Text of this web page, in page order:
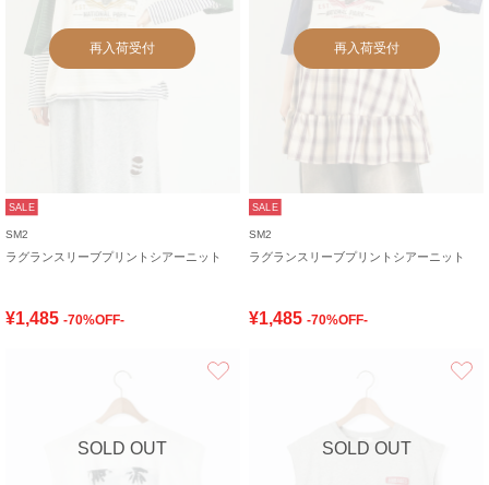
再入荷受付
SALE
SM2
ラグランスリーブプリントシアーニット
¥1,485 -70%OFF-
再入荷受付
SALE
SM2
ラグランスリーブプリントシアーニット
¥1,485 -70%OFF-
SOLD OUT SOLD OUT